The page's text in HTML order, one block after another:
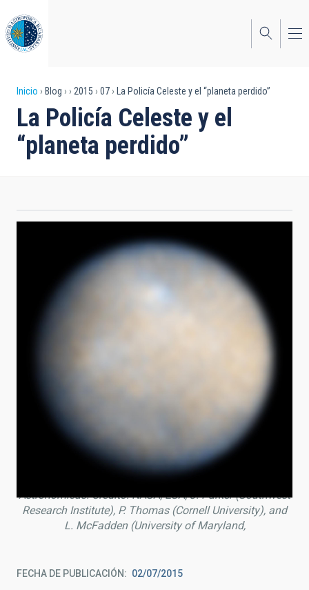
al
contenido
principal
Sobrescribir
enlaces
de
la
Inicio Blog 2015 07 La Policía Celeste y el “planeta perdido”
La Policía Celeste y el
“planeta perdido”
Ceres en color real observado en 2004 por el Telescopio
Espacial Hubble a una distancia de 1, 64 Unidades
Astronómicas. Crédito: NASA, ESA, J. Parker (Southwest
Research Institute), P. Thomas (Cornell University), and
L. McFadden (University of Maryland,
FECHA DE PUBLICACIÓN 02/07/2015